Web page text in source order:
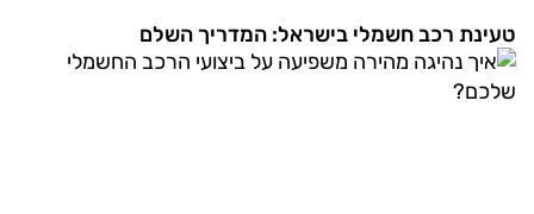
טעינת רכב חשמלי בישראל: המדריך השלם